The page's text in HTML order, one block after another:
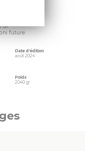
saggio in
formati di
di
future.
Date d'édition
août 2024
Poids
2040 gr